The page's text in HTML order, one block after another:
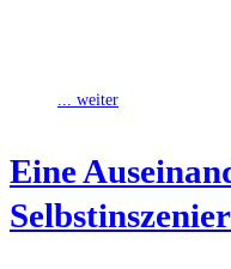
... weiter
Eine